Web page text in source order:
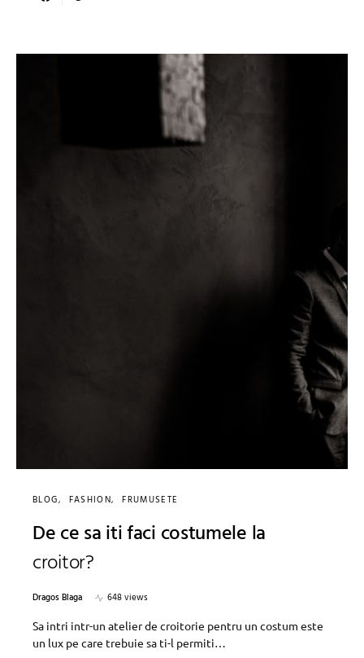
BLOG FASHION FRUMUSETE
De ce sa iti faci costumele la
croitor?
Dragos Blaga
648 views
Sa intri intr-un atelier de croitorie pentru un costum este
un lux pe care trebuie sa ti-l permiti…